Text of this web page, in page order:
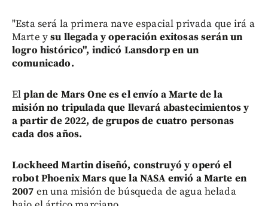
"Esta será la primera nave espacial privada que irá a
Marte ysu llegada y operación exitosas serán un
logro histórico", indicó Lansdorp en un
comunicado.
Elplan de Mars One es el envío a Marte de la
misión no tripulada que llevará abastecimientos y
a partir de 2022, de grupos de cuatro personas
cada dos años.
Lockheed Martin diseñó, construyó y operó el
robot Phoenix Mars que la NASA envió a Marte en
2007 en una misión de búsqueda de agua helada